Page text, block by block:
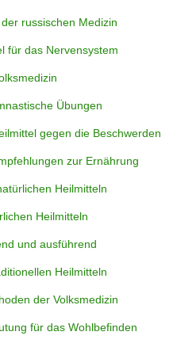
russischen Medizin
für das Nervensystem
Übungen
gegen die Beschwerden
zur Ernährung
Heilmitteln
Heilmitteln
und ausführend
Heilmitteln
der Volksmedizin
für das Wohlbefinden